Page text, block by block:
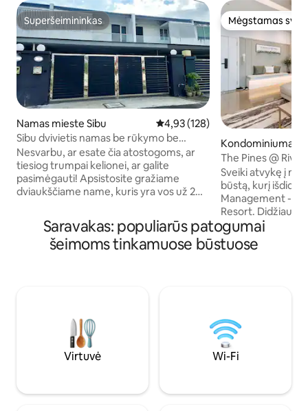
Superšeimininkas
Superšeimininkas
Namas mieste Sibu Vidutinis įvertinimas: 4,93 iš 5,
4,93 (128)
Sibu dvivietis namas be rūkymo be
vestuvių
Nesvarbu, ar esate čia atostogoms, ar
tiesiog trumpai kelionei, ar galite
pasimėgauti! Apsistosite gražiame
dviaukščiame name, kuris yra vos už 2
autobusų terminalo ir už 25 minučių kelio
automobiliu nuo Sibu oro uosto.
„Everwin“ prekybos centras yra visai
vakarėlių ar renginių Vestuvių veikla
neleidžiama.
Mėgstamas
Mėgstamas
Kondominiumas
ing
The Pines @
Sveiki atvykę į
būstą, kurį
Management -
Resort. Didžiausias mūsų būsto
akcentas:
vaizdai į
Mūsų erdvė,
nušluosti, tikimės,
Pines“ taip pat,
Saravakas: populiarūs patogumai
šeimoms tinkamuose būstuose
Virtuvė Wi-Fi